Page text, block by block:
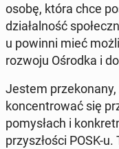
osobę, która chce
dzia­łal­ność
u powinni mieć
rozwoju Ośrodka i
Jestem
kon­cen­tro­wać się
po­my­słach i
przy­szło­ści POSK-